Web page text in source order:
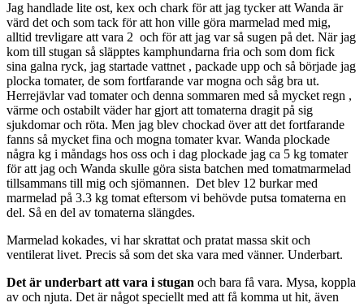
Jag handlade lite ost, kex och chark för att jag tycker att Wanda är
värd det och som tack för att hon ville göra marmelad med mig,
alltid trevligare att vara 2 och för att jag var så sugen på det. När jag
kom till stugan så släpptes kamphundarna fria och som dom fick
sina galna ryck, jag startade vattnet , packade upp och så började jag
plocka tomater, de som fortfarande var mogna och såg bra ut.
Herrejävlar vad tomater och denna sommaren med så mycket regn ,
värme och ostabilt väder har gjort att tomaterna dragit på sig
sjukdomar och röta. Men jag blev chockad över att det fortfarande
fanns så mycket fina och mogna tomater kvar. Wanda plockade
några kg i måndags hos oss och i dag plockade jag ca 5 kg tomater
för att jag och Wanda skulle göra sista batchen med tomatmarmelad
tillsammans till mig och sjömannen. Det blev 12 burkar med
marmelad på 3.3 kg tomat eftersom vi behövde putsa tomaterna en
del. Så en del av tomaterna slängdes.
Marmelad kokades, vi har skrattat och pratat massa skit och
ventilerat livet. Precis så som det ska vara med vänner. Underbart.
Det är underbart att vara i stugan och bara få vara. Mysa, koppla
av och njuta. Det är något speciellt med att få komma ut hit, även